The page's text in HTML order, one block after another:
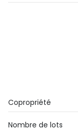
vue DEGAGEE
Copropriété
Nombre de lots